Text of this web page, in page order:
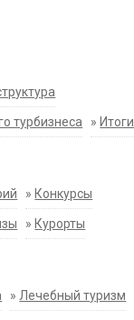
турбизнеса » Итоги
» Конкурсы
» Курорты
» Лечебный туризм